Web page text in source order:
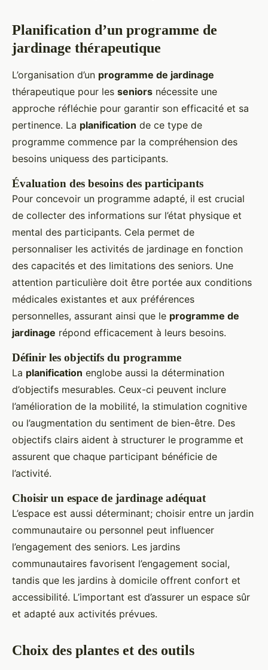
Planification d’un programme de
jardinage thérapeutique
L’organisation d’un programme de jardinage
thérapeutique pour les seniors nécessite une
approche réfléchie pour garantir son efficacité et sa
pertinence. La planification de ce type de
programme commence par la compréhension des
besoins uniquess des participants.
Évaluation des besoins des participants
Pour concevoir un programme adapté, il est crucial
de collecter des informations sur l’état physique et
mental des participants. Cela permet de
personnaliser les activités de jardinage en fonction
des capacités et des limitations des seniors. Une
attention particulière doit être portée aux conditions
médicales existantes et aux préférences
personnelles, assurant ainsi que le programme de
jardinage répond efficacement à leurs besoins.
Définir les objectifs du programme
La planification englobe aussi la détermination
d’objectifs mesurables. Ceux-ci peuvent inclure
l’amélioration de la mobilité, la stimulation cognitive
ou l’augmentation du sentiment de bien-être. Des
objectifs clairs aident à structurer le programme et
assurent que chaque participant bénéficie de
l’activité.
Choisir un espace de jardinage adéquat
L’espace est aussi déterminant; choisir entre un jardin
communautaire ou personnel peut influencer
l’engagement des seniors. Les jardins
communautaires favorisent l’engagement social,
tandis que les jardins à domicile offrent confort et
accessibilité. L’important est d’assurer un espace sûr
et adapté aux activités prévues.
Choix des plantes et des outils